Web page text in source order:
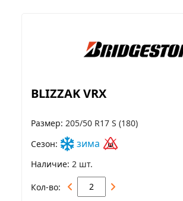
BLIZZAK VRX
Размер 205/50 R17 S (180)
Сезон
зима
Наличие 2 шт.
Кол-во